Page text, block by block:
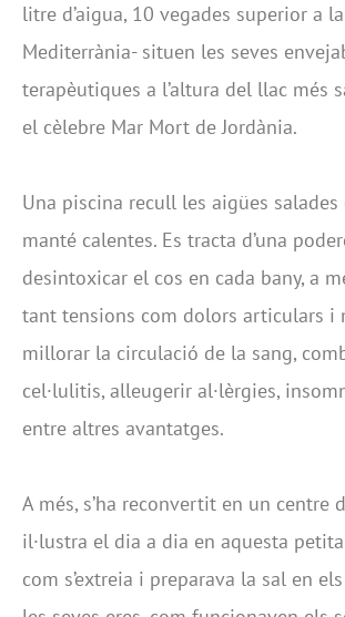
litre d’aigua, 10 vegades superior a
Mediterrània- situen les seves
terapèutiques a l’altura del llac més
el cèlebre Mar Mort de Jordània.
Una piscina recull les aigües
manté calentes. Es tracta d’una
desintoxicar el cos en cada bany, a
tant tensions com dolors articulars i
millorar la circulació de la sang,
cel·lulitis, alleugerir al·lèrgies,
entre altres avantatges.
A més, s’ha reconvertit en un centre
il·lustra el dia a dia en aquesta
com s’extreia i preparava la sal en